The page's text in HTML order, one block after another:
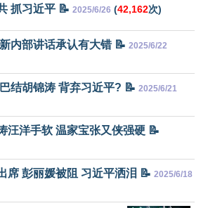
抓习近平 📝 2025/6/26 (42,162次)
内部讲话承认有大错 📝 2025/6/22
结胡锦涛 背弃习近平? 📝 2025/6/21
汪洋手软 温家宝张又侠强硬 📝
席 彭丽媛被阻 习近平洒泪 📝 2025/6/18